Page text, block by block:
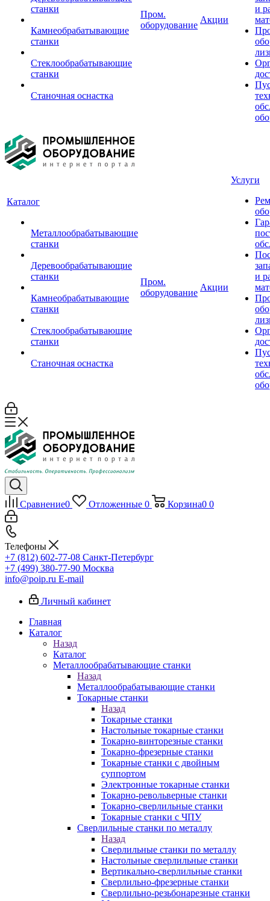
станки
Камнеобрабатывающие
станки
Стеклообрабатывающие
станки
Станочная оснастка
Пром.
оборудование
Акции
и
Каталог
Металлообрабатывающие
станки
Деревообрабатывающие
станки
Камнеобрабатывающие
станки
Стеклообрабатывающие
станки
Станочная оснастка
Пром.
оборудование
Акции
Услуги
и
Сравнение0 Отложенные 0 Корзина0 0
Телефоны
+7 (812) 602-77-08 Санкт-Петербург
+7 (499) 380-77-90 Москва
info@poip.ru E-mail
Личный кабинет
Главная
Каталог
Назад
Каталог
Металлообрабатывающие станки
Назад
Металлообрабатывающие станки
Токарные станки
Назад
Токарные станки
Настольные токарные станки
Токарно-винторезные станки
Токарно-фрезерные станки
Токарные станки с двойным
суппортом
Электронные токарные станки
Токарно-револьверные станки
Токарно-сверлильные станки
Токарные станки с ЧПУ
Сверлильные станки по металлу
Назад
Сверлильные станки по металлу
Настольные сверлильные станки
Вертикально-сверлильные станки
Сверлильно-фрезерные станки
Сверлильно-резьбонарезные станки